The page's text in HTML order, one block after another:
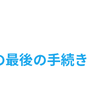
後の手続き